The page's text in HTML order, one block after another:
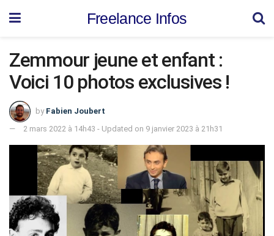
Freelance Infos
Zemmour jeune et enfant :
Voici 10 photos exclusives !
by Fabien Joubert
2 mars 2022 à 14h43 - Updated on 9 janvier 2023 à 21h31